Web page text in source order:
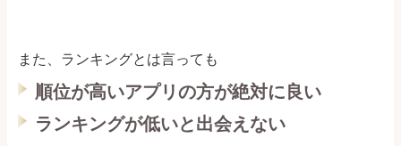
また、ランキングとは言っても
順位が高いアプリの方が絶対に良い
ランキングが低いと出会えない